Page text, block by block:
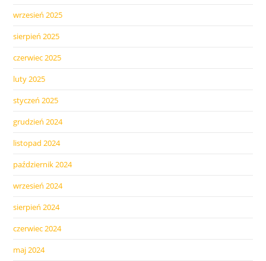
wrzesień 2025
sierpień 2025
czerwiec 2025
luty 2025
styczeń 2025
grudzień 2024
listopad 2024
październik 2024
wrzesień 2024
sierpień 2024
czerwiec 2024
maj 2024